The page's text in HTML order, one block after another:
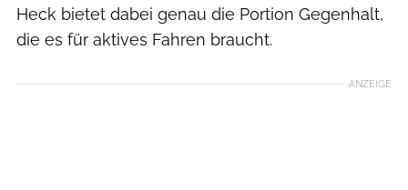
Heck bietet dabei genau die Portion Gegenhalt,
die es für aktives Fahren braucht.
ANZEIGE